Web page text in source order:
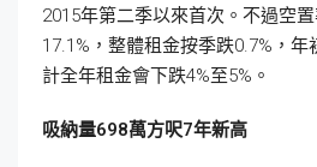
2015年第二季以來首次。不過空
17.1%，整體租金按季跌0.7%，
計全年租金會下跌4%至5%。
吸納量698萬方呎7年新高